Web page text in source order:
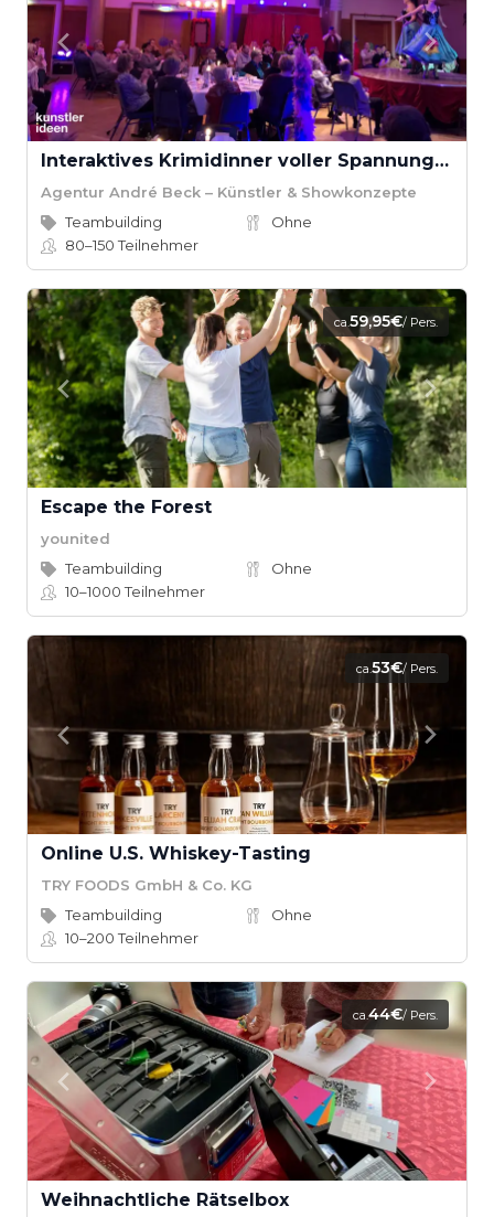
Interaktives Krimidinner voller Spannung & Humor
Agentur André Beck – Künstler & Showkonzepte
Teambuilding
Ohne
80–150Teilnehmer
ca.59,95€/ Pers.
Escape the Forest
younited
Teambuilding
Ohne
10–1000Teilnehmer
ca.53€/ Pers.
Online U.S. Whiskey-Tasting
TRY FOODS GmbH & Co. KG
Teambuilding
Ohne
10–200Teilnehmer
ca.44€/ Pers.
Weihnachtliche Rätselbox